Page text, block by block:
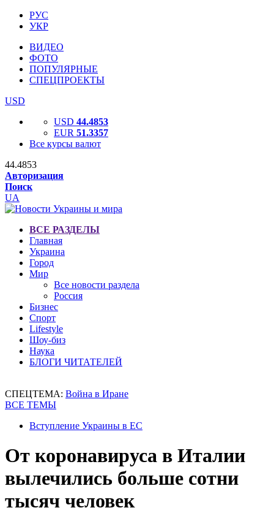
РУС
УКР
ВИДЕО
ФОТО
ПОПУЛЯРНЫЕ
СПЕЦПРОЕКТЫ
USD
USD 44.4853
EUR 51.3357
Все курсы валют
44.4853
Авторизация
Поиск
UA
ВСЕ РАЗДЕЛЫ
Главная
Украина
Город
Мир
Все новости раздела
Россия
Бизнес
Спорт
Lifestyle
Шоу-биз
Наука
БЛОГИ ЧИТАТЕЛЕЙ
СПЕЦТЕМА: Война в Иране
ВСЕ ТЕМЫ
Вступление Украины в ЕС
От коронавируса в Италии
вылечились больше сотни
тысяч человек